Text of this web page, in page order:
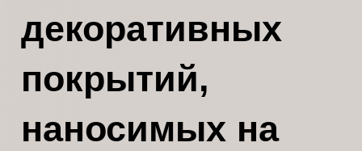
декоративных
покрытий,
наносимых на